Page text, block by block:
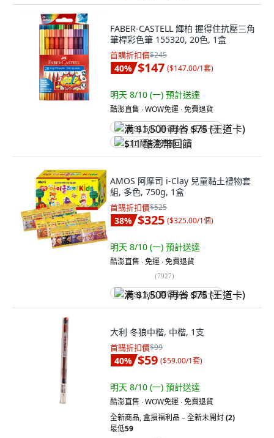
FABER-CASTELL 輝柏 握得住抗壓三角
筆桿彩色筆 155320, 20色, 1盒
首購折扣價$245
40% $147 ($147.00/1套)
明天 8/10 (一) 預計送達
酷澎直售 ∙ WOW免運 ∙ 免費退貨
满 $1,500 再省 $75 (王道卡)
$11 酷澎幣回饋
AMOS 阿摩司 i-Clay 兒童黏土禮物套
組, 多色, 750g, 1盒
首購折扣價$525
38% $325 ($325.00/1個)
明天 8/10 (一) 預計送達
酷澎直售 ∙ 免運 ∙ 免費退貨
(7927)
满 $1,500 再省 $75 (王道卡)
大利 冬狼中楷, 中楷, 1支
首購折扣價$99
40% $59 ($59.00/1套)
明天 8/10 (一) 預計送達
酷澎直售 ∙ WOW免運 ∙ 免費退貨
全新商品,盒損福利品 – 全新未開封(2)
最低59